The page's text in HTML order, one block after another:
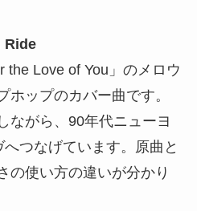
Ride
the Love of You」のメロウ
ホップのカバー曲です。
ながら、90年代ニューヨ
つなげています。原曲と
の使い方の違いが分かり